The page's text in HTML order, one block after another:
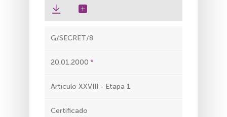
G/SECRET/8
20.01.2000
Artículo XXVIII - Etapa 1
Certificado